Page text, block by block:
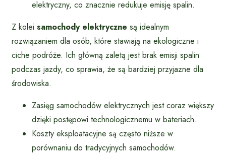
elektryczny, co znacznie redukuje emisję spalin.
Z kolei samochody elektryczne są idealnym
rozwiązaniem dla osób, które stawiają na ekologiczne i
ciche podróże. Ich główną zaletą jest brak emisji spalin
podczas jazdy, co sprawia, że są bardziej przyjazne dla
środowiska.
Zasięg samochodów elektrycznych jest coraz większy
dzięki postępowi technologicznemu w bateriach.
Koszty eksploatacyjne są często niższe w
porównaniu do tradycyjnych samochodów.